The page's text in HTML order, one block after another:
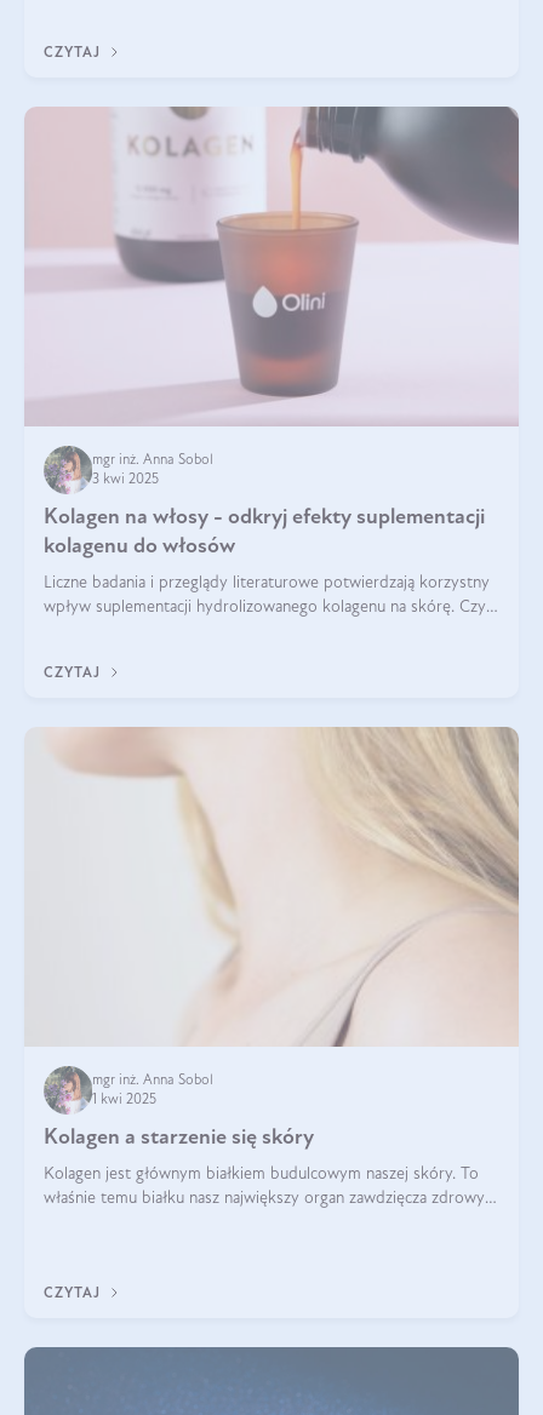
CZYTAJ
mgr inż. Anna Sobol
3 kwi 2025
Kolagen na włosy - odkryj efekty suplementacji
kolagenu do włosów
Liczne badania i przeglądy literaturowe potwierdzają korzystny
wpływ suplementacji hydrolizowanego kolagenu na skórę. Czy
CZYTAJ
mgr inż. Anna Sobol
1 kwi 2025
Kolagen a starzenie się skóry
Kolagen jest głównym białkiem budulcowym naszej skóry. To
właśnie temu białku nasz największy organ zawdzięcza zdrowy
CZYTAJ